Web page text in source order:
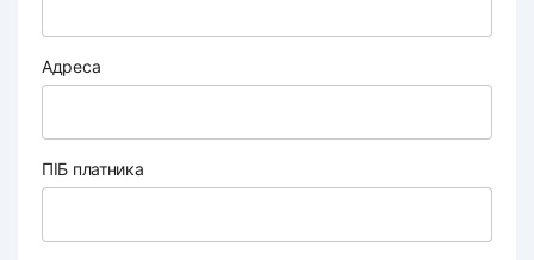
Адреса
ПІБ платника